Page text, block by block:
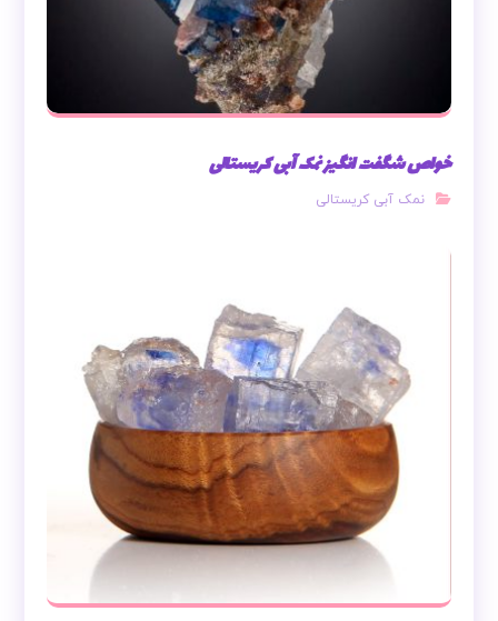
خواص شگفت انگیز نمک آبی کریستالی
نمک آبی کریستالی